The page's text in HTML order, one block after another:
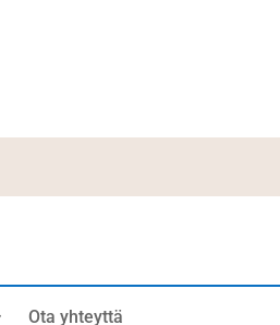
Ota yhteyttä